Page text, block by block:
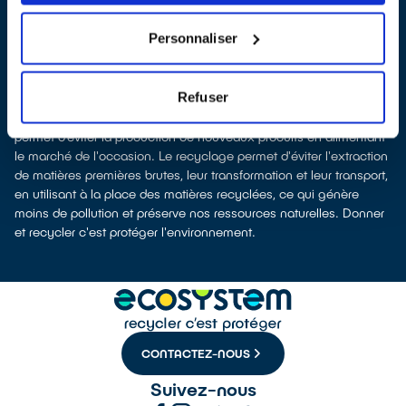
Personnaliser
Refuser
notre éco-organismeecosystem, nous remettent ensuite les
Recycler, c’est économiser les ressources et réduire l’impact
environnemental
La fabrication d’appareils électriques neufs est génératrice de
pollution et consommatrice de ressources naturelles. Le don
permet d’éviter la production de nouveaux produits en alimentant
le marché de l'occasion. Le recyclage permet d'éviter l'extraction
de matières premières brutes, leur transformation et leur transport,
en utilisant à la place des matières recyclées, ce qui génère
moins de pollution et préserve nos ressources naturelles. Donner
et recycler c'est protéger l'environnement.
CONTACTEZ-NOUS
Suivez-nous